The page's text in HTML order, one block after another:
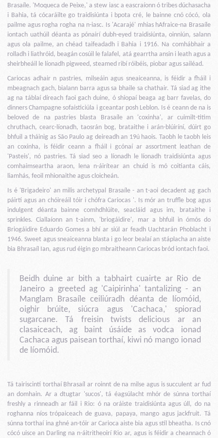
Brasaíle. 'Moqueca de Peixe,' a stew iasc a eascraíonn ó tribes dúchasacha
i Bahia, tá cócaráilte go traidisiúnta i bpota cré, le bainne cnó cócó, ola
pailme agus rogha rogha na n-iasc. Is 'Acarajé' mhias hAfraice-na Brasaíle
iontach uathúil déanta as pónairí dubh-eyed traidisiúnta, oinniún, salann
agus ola pailme, an chéad taifeadadh i Bahia i 1916. Na comhábhair a
rolladh i liathróid, beagán cosúil le falafel, atá gearrtha ansin i leath agus a
sheirbheáil le líonadh pigweed, steamed ribí róibéis, piobar agus sailéad.
Cariocas adhair n pastries, milseáin agus sneaiceanna, is féidir a fháil i
mbeagnach gach, bialann barra agus sa bhaile sa chathair. Tá siad ag ithe
ag na táblaí díreach faoi gach duine, ó shiopaí beaga ag barr favelas, do
dinners Champagne sofaisticiúla i gceantar posh Leblon. Is é ceann de na is
beloved de na pastries blasta Brasaíle an 'coxinha', ar cuimilt-titim
chruthach, cearc-líonadh, taosrán bog, brataithe i arán-blúiríní, dúirt go
bhfuil a tháinig as São Paulo ag deireadh an 19ú haois. Taobh le taobh leis
an coxinha, is féidir ceann a fháil i gcónaí ar assortment leathan de
'Pasteis', nó pastries. Tá siad seo a líonadh le líonadh traidisiúnta agus
comhaimseartha araon, lena n-áirítear an chuid is mó coitianta cáis,
liamhás, feoil mhionaithe agus cloicheán.
Is é 'Brigadeiro' an milis archetypal Brasaíle - an t-aoi decadent ag gach
páirtí agus an chóireáil tóir i chófra Cariocas '. Is mór an truffle bog agus
indulgent déanta bainne comhdhlúite, seacláid agus im, brataithe i
sprinkles. Ciallaíonn an t-ainm, 'briogáidire', mar a bhfuil in ómós do
Briogáidire Eduardo Gomes a bhí ar siúl ar feadh Uachtarán Phoblacht i
1946. Sweet agus sneaiceanna blasta i go leor bealaí an stáplacha an aiste
bia Bhrasaíl Ian, agus rud éigin go mbraitheann Cariocas bród iontach faoi.
Beidh duine ar bith a tabhairt cuairte ar Rio de
Janeiro a greeted ag 'Caipirinha' tantalizing - an
Manglam Brasaíle ceiliúradh déanta de líomóid,
oighir brúite, siúcra agus 'Cachaca,' spiorad
sugarcane. Tá freisin twists delicious ar an
clasaiceach, ag baint úsáide as vodca ionad
Cachaca agus paisean torthaí, kiwi nó mango ionad
de líomóid.
Tá tairiscintí torthaí Bhrasaíl ar roinnt de na milse agus is succulent ar fud
an domhain. Ar a dtugtar 'sucos', tá éagsúlacht mhór de súnna torthaí
freshly a rinneadh ar fáil i Rio: ó na oráiste traidisiúnta agus úll, do na
roghanna níos trópaiceach de guava, papaya, mango agus jackfruit. Tá
súnna torthaí ina ghné an-tóir ar Carioca aiste bia agus stíl bheatha. Is cnó
cócó uisce an Darling na n-áitritheoirí Rio ar, agus is féidir a cheannach ó